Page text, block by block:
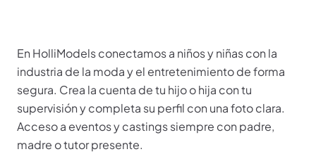
En HolliModels conectamos a niños y niñas con la
industria de la moda y el entretenimiento de forma
segura. Crea la cuenta de tu hijo o hija con tu
supervisión y completa su perfil con una foto clara.
Acceso a eventos y castings siempre con padre,
madre o tutor presente.